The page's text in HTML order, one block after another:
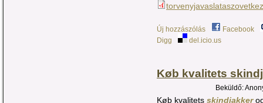
Új hozzászólás
Facebook
Digg
del.icio.us
Køb kvalitets
Beküldő:
Køb kvalitets skindjakker